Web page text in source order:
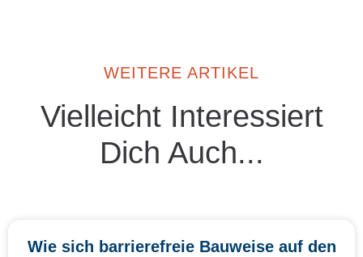
WEITERE ARTIKEL
Vielleicht Interessiert
Dich Auch...
Wie sich barrierefreie Bauweise auf den